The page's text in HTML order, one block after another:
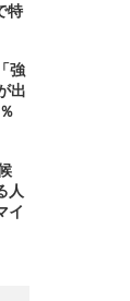
特
強
出
％
人
イ